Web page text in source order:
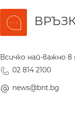
Всичко най-важно
02 814 2100
news@bnt.bg